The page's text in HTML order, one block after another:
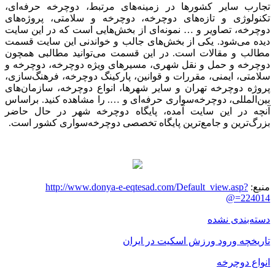
تجارب سایر کشورها در زمینه‌های مرتبط، دوچرخه حرفه‌ای،
تکنولوژی و تازه‌های دوچرخه، ‌دوچرخه و سلامتی، ‌پروژه‌های
دوچرخه، تصاویر و … نمونه‌ای از بخش‌هایی است که در این سایت
دیده می‌شود. یکی از بخش‌های جالب و خواندنی این سایت قسمت
مطالب و مقالات است. در این قسمت می‌توانید مطالبی همچون
دوچرخه و حمل و نقل شهری، مسیرهای ویژه دوچرخه، دوچرخه و
سلامتی، ایمنی، مقررات و قوانین، پارکینگ دوچرخه، فرهنگ‌سازی،
پروژه دوچرخه تهران و سایر شهرها، انواع دوچرخه، سازمان‌های
بین‌المللی، دوچرخه‌سواری حرفه‌ای و …. را مشاهده کنید. براساس
آنچه در این سایت آمده، پایگاه دوچرخه شهر در حال حاضر
بزرگ‌ترین و جامع‌ترین پایگاه تخصصی دوچرخه‌سواری کشور است.
منبع: http://www.donya-e-eqtesad.com/Default_view.asp?
@=224014
دسته‌بندی نشده
تاریخچه ورود ورزش اسکیت در ایران
انواع دوچرخه